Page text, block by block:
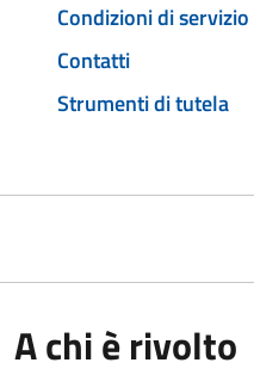
Condizioni di servizio
Contatti
Strumenti di tutela
A chi è rivolto